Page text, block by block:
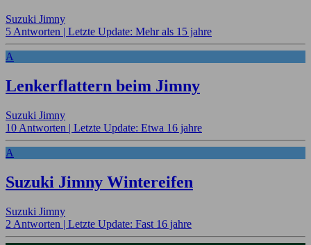
Suzuki Jimny
5 Antworten | Letzte Update: Mehr als 15 jahre
A
Lenkerflattern beim Jimny
Suzuki Jimny
10 Antworten | Letzte Update: Etwa 16 jahre
A
Suzuki Jimny Wintereifen
Suzuki Jimny
2 Antworten | Letzte Update: Fast 16 jahre